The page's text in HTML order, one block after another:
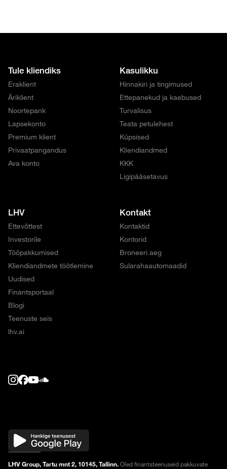
Tule kliendiks
Eraklient
Äriklient
Noortepank
Lapsekonto
Premium klient
Privaatpangandus
Ava konto
Kasulikku
Hinnakiri ja tingimused
Ettepanekud ja kaebused
Turvalisus
Teata petulehest
Küpsised
Kliendiandmed
KKK
Ligipääsetavus
LHV
Ettevõttest
Investorile
Tööpakkumised
Kliendiandmete töötlemine
Uudised
Finantsportaal
Blogi
Teenuste seis
lhv.ai
Kontakt
Kontaktid
Kontorid
Broneeri aeg
Sularahaautomaadid
LHV Group, Tartu mnt 2, 10145, Tallinn.Oled finantsteenuseid pakkuvate